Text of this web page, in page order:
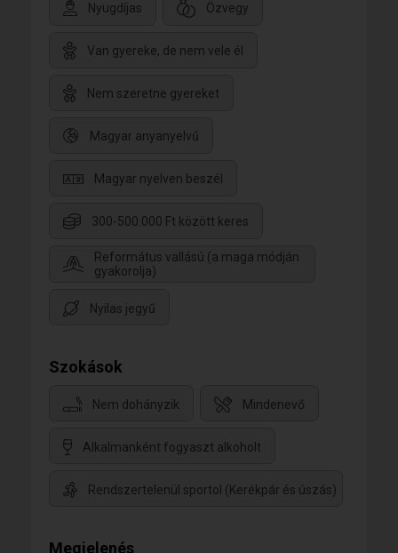
Nyugdíjas Özvegy
Van gyereke, de nem vele él
Nem szeretne gyereket
Magyar anyanyelvű
Magyar nyelven beszél
300-500.000 Ft között keres
Református vallású (a maga módján
gyakorolja)
Nyilas jegyű
Szokások
Nem dohányzik Mindenevő
Alkalmanként fogyaszt alkoholt
Rendszertelenül sportol (Kerékpár és úszás)
Megjelenés